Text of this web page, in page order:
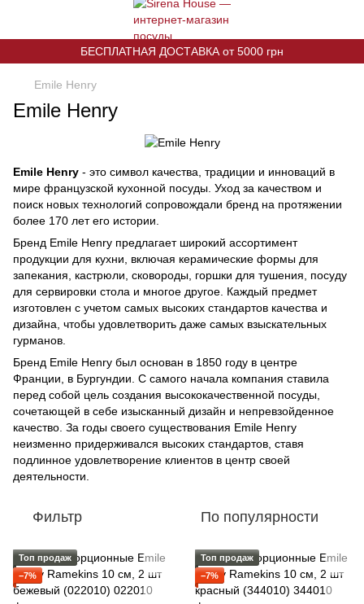
БЕСПЛАТНАЯ ДОСТАВКА от 5000 грн
Emile Henry
Emile Henry
Emile Henry - это символ качества, традиции и инноваций в
мире французской кухонной посуды. Уход за качеством и
поиск новых технологий сопровождали бренд на протяжении
более 170 лет его истории.
Бренд Emile Henry предлагает широкий ассортимент
продукции для кухни, включая керамические формы для
запекания, кастрюли, сковороды, горшки для тушения, посуду
для сервировки стола и многое другое. Каждый предмет
изготовлен с учетом самых высоких стандартов качества и
дизайна, чтобы удовлетворить даже самых взыскательных
гурманов.
Бренд Emile Henry был основан в 1850 году в центре
Франции, в Бургундии. С самого начала компания ставила
перед собой цель создания высококачественной посуды,
сочетающей в себе изысканный дизайн и непревзойденное
качество. За годы своего существования Emile Henry
неизменно придерживался высоких стандартов, ставя
подлинное удовлетворение клиентов в центр своей
деятельности.
Фильтр По популярности
Топ продаж
−7%
Топ продаж
−7%